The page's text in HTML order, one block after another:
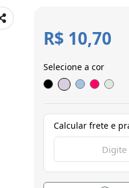
R$ 10,70
Selecione a cor
Calcular frete e